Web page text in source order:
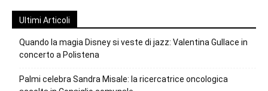
Ultimi Articoli
Quando la magia Disney si veste di jazz: Valentina Gullace in
concerto a Polistena
Palmi celebra Sandra Misale: la ricercatrice oncologica